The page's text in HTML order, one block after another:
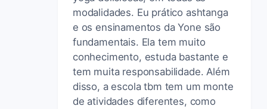
modalidades. Eu prático ashtanga
e os ensinamentos da Yone são
fundamentais. Ela tem muito
conhecimento, estuda bastante e
tem muita responsabilidade. Além
disso, a escola tbm tem um monte
de atividades diferentes, como